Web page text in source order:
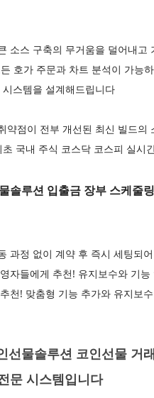
소스 구축의 무거움을 덜어내
호가 주문과 차트 분석이 가능
스템을 설계해드립니다
약점이 전부 개선된 최신 빌드
국내 주식 코스닥 코스피 실
솔루션 입출금 장부 스케줄
과정 없이 계약 후 즉시 세팅되
자들에게 추천! 유지보수와 기
천! 맞춤형 기능 추가와 유지보
선물솔루션 코인선물 거
문 시스템입니다